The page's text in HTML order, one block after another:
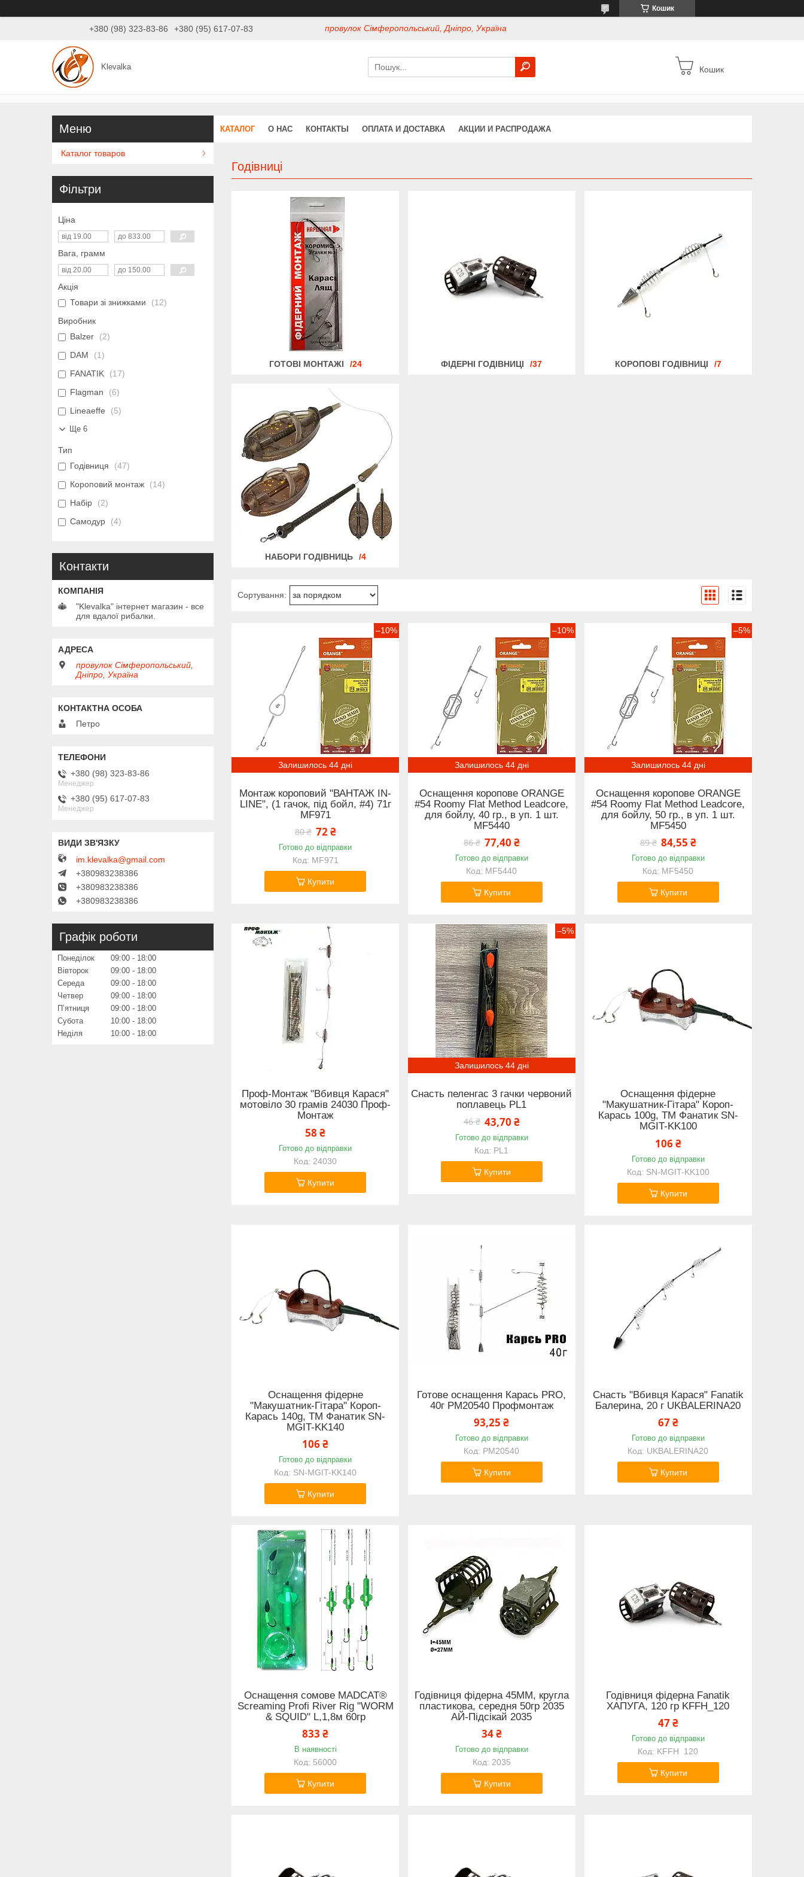
Кошик
+380 (98) 323-83-86 +380 (95) 617-07-83 провулок Сімферопольський, Дніпро, Україна
Klevalka Кошик
КАТАЛОГ О НАС КОНТАКТЫ ОПЛАТА И ДОСТАВКА АКЦИИ И РАСПРОДАЖА
Годівниці
ГОТОВІ МОНТАЖІ 24 ФІДЕРНІ ГОДІВНИЦІ 37 КОРОПОВІ ГОДІВНИЦІ 7
НАБОРИ ГОДІВНИЦЬ 4
–10%
Залишилось 44 дні
Монтаж короповий "ВАНТАЖ IN-
LINE", (1 гачок, під бойл, #4) 71г
MF971
80 ₴ 72 ₴
Готово до відправки
MF971
Купити
–10%
Залишилось 44 дні
Оснащення коропове ORANGE
#54 Roomy Flat Method Leadcore,
для бойлу, 40 гр., в уп. 1 шт.
MF5440
86 ₴ 77,40 ₴
Готово до відправки
MF5440
Купити
–5%
Залишилось 44 дні
Оснащення коропове ORANGE
#54 Roomy Flat Method Leadcore,
для бойлу, 50 гр., в уп. 1 шт.
MF5450
89 ₴ 84,55 ₴
Готово до відправки
MF5450
Купити
Проф-Монтаж "Вбивця Карася"
мотовіло 30 грамів 24030 Проф-
Монтаж
58 ₴
Готово до відправки
24030
Купити
–5%
Залишилось 44 дні
Снасть пеленгас 3 гачки червоний
поплавець PL1
46 ₴ 43,70 ₴
Готово до відправки
PL1
Купити
Оснащення фідерне
"Макушатник-Гітара" Короп-
Карась 100g, ТМ Фанатик SN-
MGIT-KK100
106 ₴
Готово до відправки
SN-MGIT-KK100
Купити
Оснащення фідерне
"Макушатник-Гітара" Короп-
Карась 140g, ТМ Фанатик SN-
MGIT-KK140
106 ₴
Готово до відправки
SN-MGIT-KK140
Купити
Готове оснащення Карась PRO,
40г PM20540 Профмонтаж
93,25 ₴
Готово до відправки
PM20540
Купити
Снасть "Вбивця Карася" Fanatik
Балерина, 20 г UKBALERINA20
67 ₴
Готово до відправки
UKBALERINA20
Купити
Оснащення сомове MADCAT®
Screaming Profi River Rig "WORM
& SQUID" L,1,8м 60гр
833 ₴
В наявності
56000
Купити
Годівниця фідерна 45ММ, кругла
пластикова, середня 50гр 2035
АЙ-Підсікай 2035
34 ₴
Готово до відправки
2035
Купити
Годівниця фідерна Fanatik
ХАПУГА, 120 гр KFFH_120
47 ₴
Готово до відправки
KFFH_120
Купити
Каталог товаров
Фільтри
Ціна
Вага, грамм
Акція
Товари зі знижками
12
Виробник
Balzer
2
DAM
1
FANATIK
17
Flagman
6
Lineaeffe
5
Ще 6
Тип
Годівниця
47
Короповий монтаж
14
Набір
2
Самодур
4
Контакти
"Klevalka" інтернет магазин - все
для вдалої рибалки.
провулок Сімферопольський,
Дніпро, Україна
Петро
+380 (98) 323-83-86
Менеджер
+380 (95) 617-07-83
Менеджер
im.klevalka@gmail.com
+380983238386
+380983238386
+380983238386
Графік роботи
Понеділок 09:00
18:00
Вівторок
09:00
18:00
Середа
09:00
18:00
Четвер
09:00
18:00
Пʼятниця
09:00
18:00
Субота
10:00
18:00
Неділя
10:00 18:00